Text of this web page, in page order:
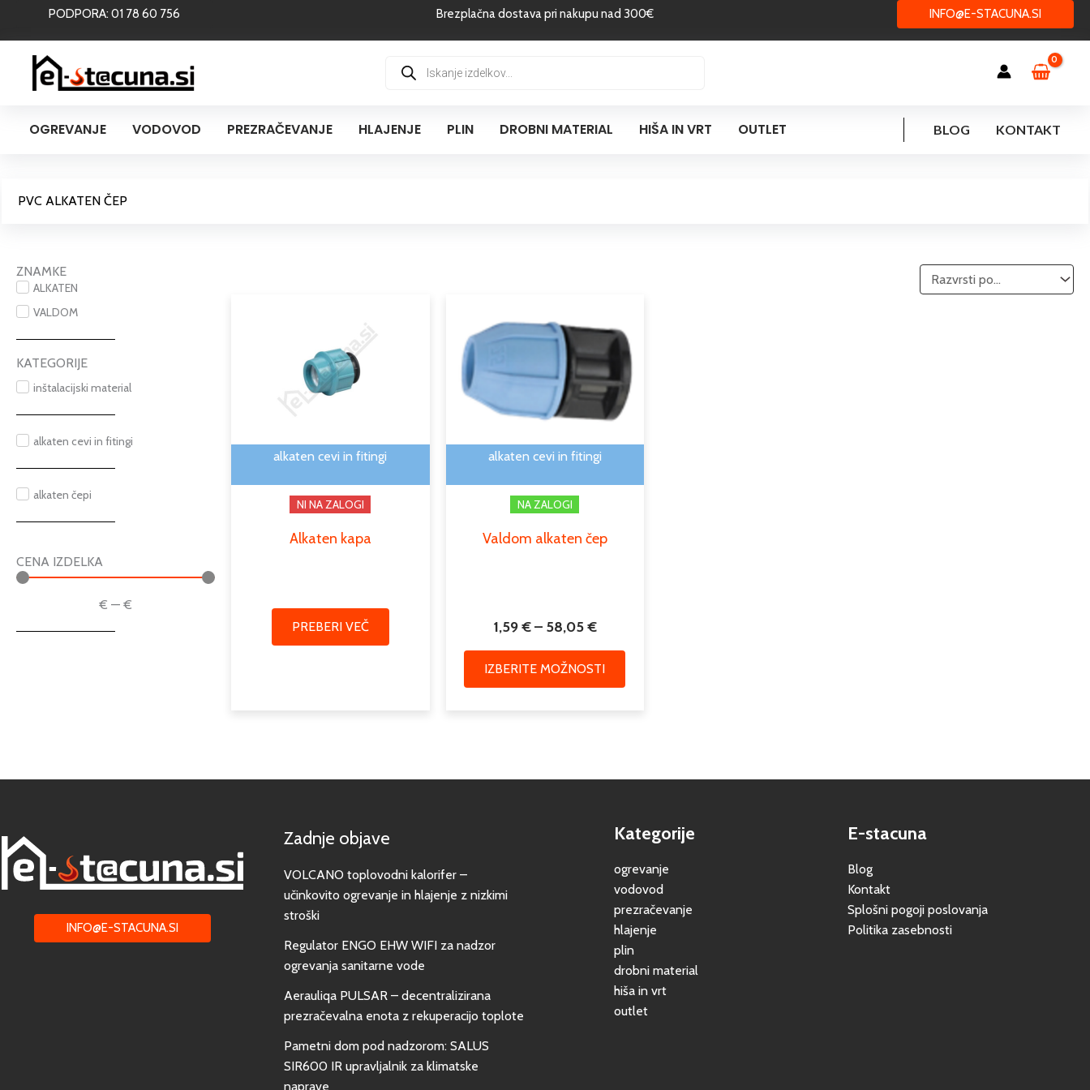
PODPORA: 01 78 60 756 Brezplačna dostava pri nakupu nad 300€ INFO@E-STACUNA.SI
search
OGREVANJE VODOVOD PREZRAČEVANJE HLAJENJE PLIN DROBNI MATERIAL HIŠA IN VRT OUTLET BLOG KONTAKT
PVC ALKATEN ČEP
ZNAMKE
ALKATEN
VALDOM
KATEGORIJE
inštalacijski material
alkaten cevi in fitingi
alkaten čepi
CENA IZDELKA
€ — €
alkaten cevi in fitingi
NI NA ZALOGI
Alkaten kapa
PREBERI VEČ
alkaten cevi in fitingi
NA ZALOGI
Valdom alkaten čep
1,59€– 58,05€
od
1,59 €
do
58,05 €
IZBERITE MOŽNOSTI
ima
več
različic.
Možnosti
izberete
strani
INFO@E-STACUNA.SI
Zadnje objave
VOLCANO toplovodni kalorifer –
učinkovito ogrevanje in hlajenje z nizkimi
stroški
Regulator ENGO EHW WIFI za nadzor
ogrevanja sanitarne vode
Aerauliqa PULSAR – decentralizirana
prezračevalna enota z rekuperacijo toplote
Pametni dom pod nadzorom: SALUS
SIR600 IR upravljalnik za klimatske
naprave
Kategorije
ogrevanje
vodovod
prezračevanje
hlajenje
plin
drobni material
hiša in vrt
outlet
E-stacuna
Blog
Kontakt
Splošni pogoji poslovanja
Politika zasebnosti